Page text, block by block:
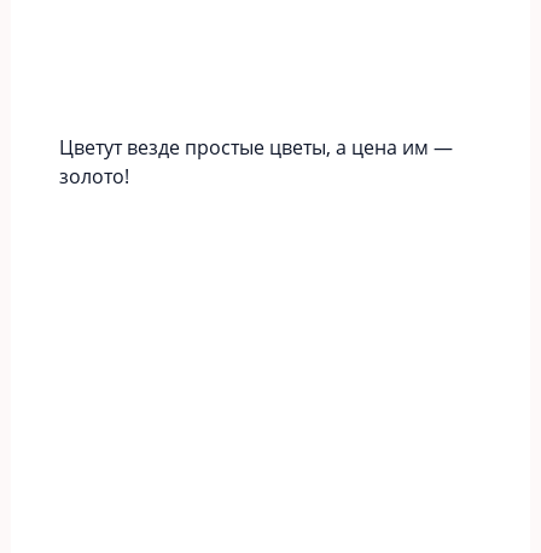
Цветут везде простые цветы, а цена им —
золото!